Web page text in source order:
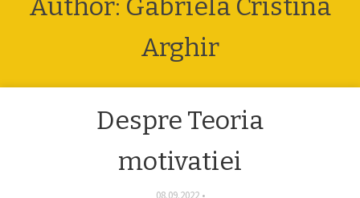
Author: Gabriela Cristina
Arghir
Despre Teoria
motivatiei
08.09.2022